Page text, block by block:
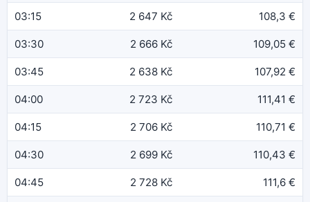
03:15 2 647 Kč 108,3 €
03:30 2 666 Kč 109,05 €
03:45 2 638 Kč 107,92 €
04:00 2 723 Kč 111,41 €
04:15 2 706 Kč 110,71 €
04:30 2 699 Kč 110,43 €
04:45 2 728 Kč 111,6 €